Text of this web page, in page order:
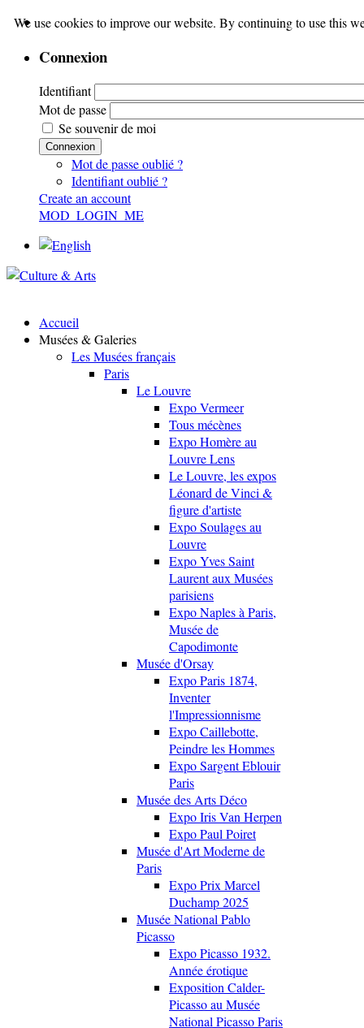
Connexion
Identifiant
Mot de passe
Se souvenir de moi
Connexion
Mot de passe oublié ?
Identifiant oublié ?
Create an account
MOD_LOGIN_ME
Accueil
Musées & Galeries
Les Musées français
Paris
Le Louvre
Expo Vermeer
Tous mécènes
Expo Homère au
Louvre Lens
Le Louvre, les expos
Léonard de Vinci &
figure d'artiste
Expo Soulages au
Louvre
Expo Yves Saint
Laurent aux Musées
parisiens
Expo Naples à Paris,
Musée de
Capodimonte
Musée d'Orsay
Expo Paris 1874,
Inventer
l'Impressionnisme
Expo Caillebotte,
Peindre les Hommes
Expo Sargent Eblouir
Paris
Musée des Arts Déco
Expo Iris Van Herpen
Expo Paul Poiret
Musée d'Art Moderne de
Paris
Expo Prix Marcel
Duchamp 2025
Musée National Pablo
Picasso
Expo Picasso 1932.
Année érotique
Exposition Calder-
Picasso au Musée
National Picasso Paris
We use cookies to improve our website. By continuing to use this